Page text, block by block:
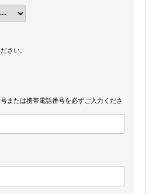
さい。
または携帯電話番号を必ずご入力くださ